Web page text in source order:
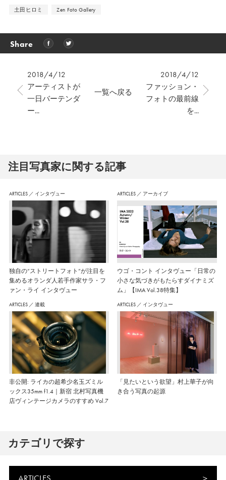
土田ヒロミ Zen Foto Gallery
Share
2018/4/12
アーティストが
一日バーテンダ
ー...
2018/4/12
ファッション・
フォトの最前線
を...
一覧へ戻る
注⽬写真家に関する記事
ARTICLES ／ インタヴュー
独自の“ストリートフォト”が注目を
集めるオランダ人若手作家サラ・フ
ァン・ライ インタヴュー
ARTICLES ／ アーカイブ
ウゴ・コント インタヴュー「日常の
小さな気づきがもたらすダイナミズ
ム」【IMA Vol.38特集】
ARTICLES ／ 連載
非公開: ライカの超希少名玉ズミル
ックス35mm f1.4｜新宿 北村写真機
店ヴィンテージカメラのすすめ Vol.7
ARTICLES ／ インタヴュー
「見たいという欲望」村上華子が向
き合う写真の起源
カテゴリで探す